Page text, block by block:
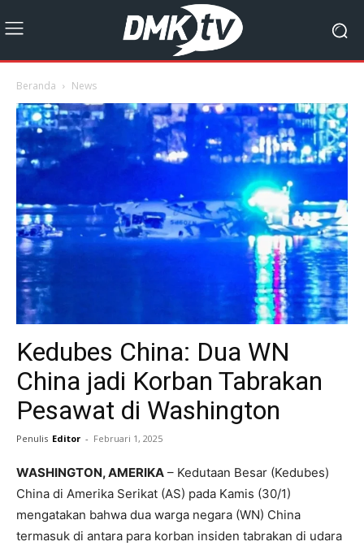
Beranda News
Kedubes China: Dua WN
China jadi Korban Tabrakan
Pesawat di Washington
Penulis Editor - Februari 1, 2025
WASHINGTON, AMERIKA – Kedutaan Besar (Kedubes)
China di Amerika Serikat (AS) pada Kamis (30/1)
mengatakan bahwa dua warga negara (WN) China
termasuk di antara para korban insiden tabrakan di udara